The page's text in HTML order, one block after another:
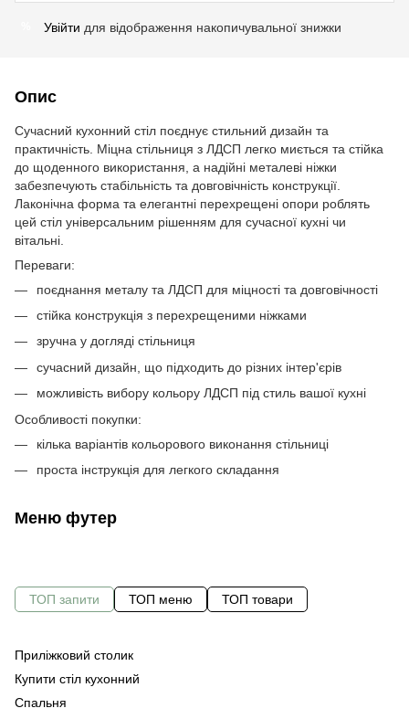
Увійти для відображення накопичувальної знижки
Опис
Сучасний кухонний стіл поєднує стильний дизайн та
практичність. Міцна стільниця з ЛДСП легко миється та стійка
до щоденного використання, а надійні металеві ніжки
забезпечують стабільність та довговічність конструкції.
Лаконічна форма та елегантні перехрещені опори роблять
цей стіл універсальним рішенням для сучасної кухні чи
вітальні.
Переваги:
поєднання металу та ЛДСП для міцності та довговічності
стійка конструкція з перехрещеними ніжками
зручна у догляді стільниця
сучасний дизайн, що підходить до різних інтер'єрів
можливість вибору кольору ЛДСП під стиль вашої кухні
Особливості покупки:
кілька варіантів кольорового виконання стільниці
проста інструкція для легкого складання
Меню футер
ТОП запити ТОП меню ТОП товари
Приліжковий столик
Купити стіл кухонний
Спальня